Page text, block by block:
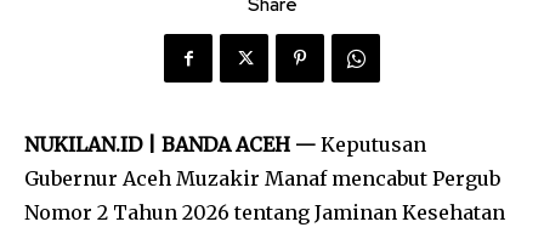
Share
NUKILAN.ID | BANDA ACEH — Keputusan
Gubernur Aceh Muzakir Manafmencabut Pergub
Nomor 2 Tahun 2026 tentang Jaminan Kesehatan